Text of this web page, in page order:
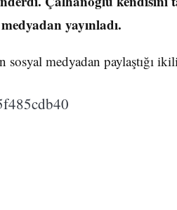
yayınladı.
medyadan paylaştığı